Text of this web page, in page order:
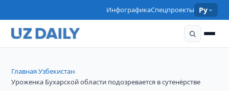
ИнфографикаСпецпроекты Ру
Главная›Узбекистан›
Уроженка Бухарской области подозревается в сутенёрстве